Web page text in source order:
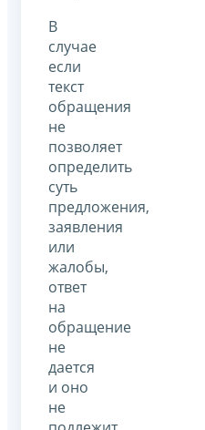
В
случае
если
текст
обращения
не
позволяет
определить
суть
предложения,
заявления
или
жалобы,
ответ
на
обращение
не
дается
и оно
не